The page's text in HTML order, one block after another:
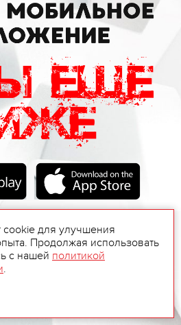
cookie для улучшения
Продолжая использовать
с нашей политикой
.